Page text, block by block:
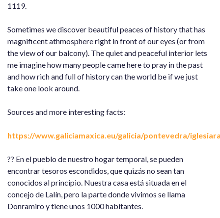
1119.
Sometimes we discover beautiful peaces of history that has
magnificent athmosphere right in front of our eyes (or from
the view of our balcony). The quiet and peaceful interior lets
me imagine how many people came here to pray in the past
and how rich and full of history can the world be if we just
take one look around.
Sources and more interesting facts:
https://www.galiciamaxica.eu/galicia/pontevedra/
?? En el pueblo de nuestro hogar temporal, se pueden
encontrar tesoros escondidos, que quizás no sean tan
conocidos al principio. Nuestra casa está situada en el
concejo de Lalín, pero la parte donde vivimos se llama
Donramiro y tiene unos 1000 habitantes.